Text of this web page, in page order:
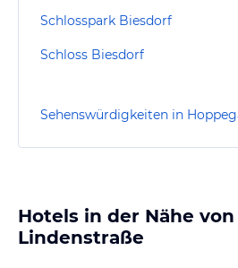
Schlosspark Biesdorf
Schloss Biesdorf
Sehenswürdigkeiten in
Hotels in der Nähe
Lindenstraße